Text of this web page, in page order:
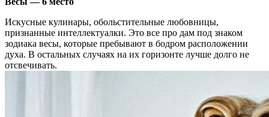
Искусные кулинары, обольстительные любовницы,
признанные интеллектуалки. Это все про дам под знаком
зодиака весы, которые пребывают в бодром расположении
духа. В остальных случаях на их горизонте лучше долго не
отсвечивать.